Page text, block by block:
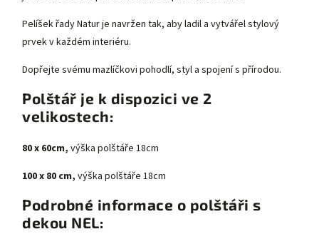
Pelíšek řady Natur je navržen tak, aby ladil a vytvářel stylový
prvek v každém interiéru.
Dopřejte svému mazlíčkovi pohodlí, styl a spojení s přírodou.
Polštář je k dispozici ve 2
velikostech:
80 x 60cm, výška polštáře 18cm
100 x 80 cm, výška polštáře 18cm
Podrobné informace o polštáři s
dekou NEL: